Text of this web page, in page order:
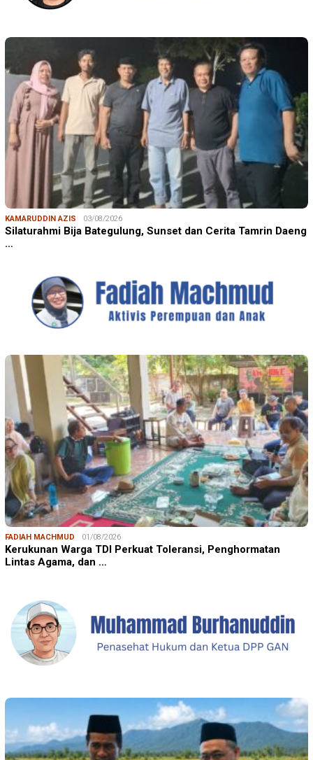
KAMARUDDIN AZIS 03/08/2026
Silaturahmi Bija Bategulung, Sunset dan Cerita Tamrin Daeng
…
FADIAH MACHMUD 01/08/2026
Kerukunan Warga TDI Perkuat Toleransi, Penghormatan
Lintas Agama, dan …